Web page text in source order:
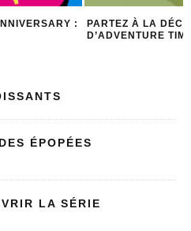
:
PARTEZ À LA
D’ADVENTURE
ÉPOPÉES
LA SÉRIE